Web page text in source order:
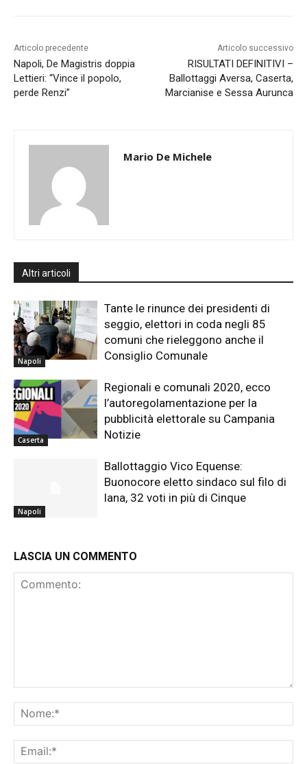
Articolo precedente
Napoli, De Magistris doppia
Lettieri: “Vince il popolo,
perde Renzi”
Articolo successivo
RISULTATI DEFINITIVI –
Ballottaggi Aversa, Caserta,
Marcianise e Sessa Aurunca
Mario De Michele
Altri articoli
Napoli
Tante le rinunce dei presidenti di
seggio, elettori in coda negli 85
comuni che rieleggono anche il
Consiglio Comunale
Caserta
Regionali e comunali 2020, ecco
l’autoregolamentazione per la
pubblicità elettorale su Campania
Notizie
Napoli
Ballottaggio Vico Equense:
Buonocore eletto sindaco sul filo di
lana, 32 voti in più di Cinque
LASCIA UN COMMENTO